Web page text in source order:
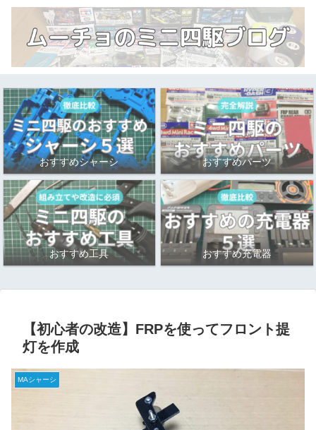
おすすめシャーシ おすすめパーツ
おすすめ工具 おすすめ充電器
【初心者の改造】FRPを使ってフロント提
灯を作成
MAシャーシ